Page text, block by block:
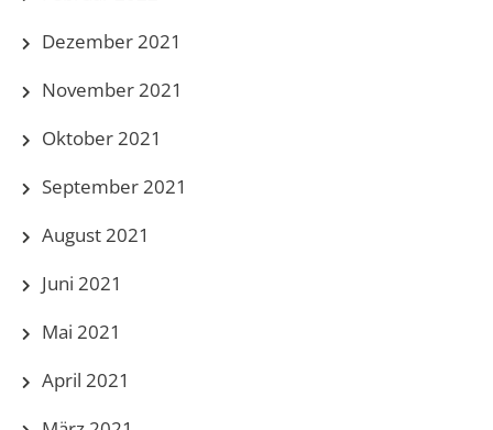
Dezember 2021
November 2021
Oktober 2021
September 2021
August 2021
Juni 2021
Mai 2021
April 2021